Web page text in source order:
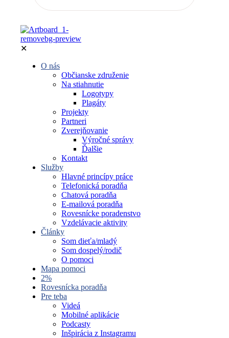
✕
O nás
Občianske združenie
Na stiahnutie
Logotypy
Plagáty
Projekty
Partneri
Zverejňovanie
Výročné správy
Ďalšie
Kontakt
Služby
Hlavné princípy práce
Telefonická poradňa
Chatová poradňa
E-mailová poradňa
Rovesnícke poradenstvo
Vzdelávacie aktivity
Články
Som dieťa/mladý
Som dospelý/rodič
O pomoci
Mapa pomoci
2%
Rovesnícka poradňa
Pre teba
Videá
Mobilné aplikácie
Podcasty
Inšpirácia z Instagramu